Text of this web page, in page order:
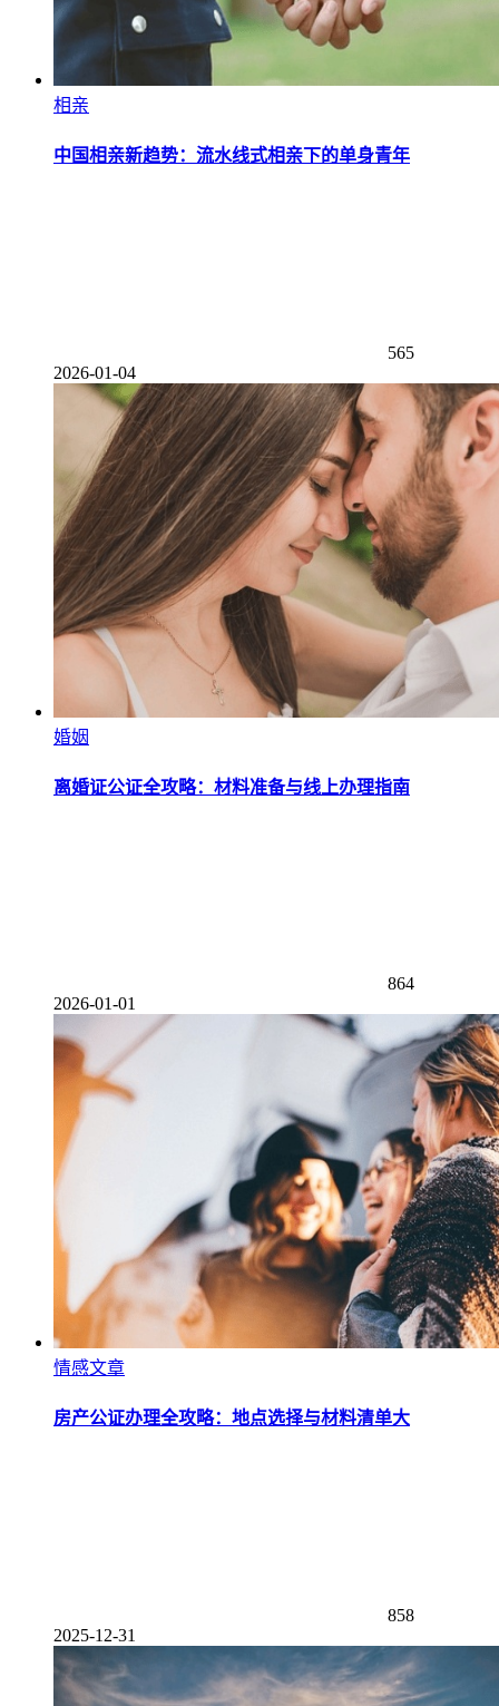
相亲
中国相亲新趋势：流水线式相亲下的单身青年
565
2026-01-04
婚姻
离婚证公证全攻略：材料准备与线上办理指南
864
2026-01-01
情感文章
房产公证办理全攻略：地点选择与材料清单大
858
2025-12-31